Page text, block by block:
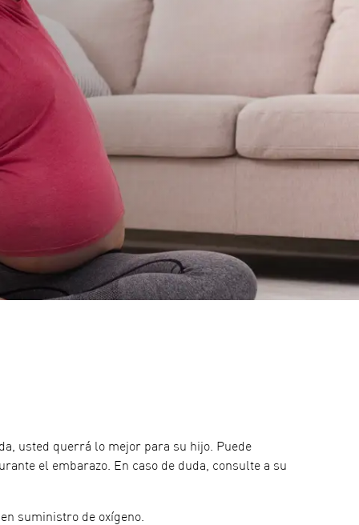
usted querrá lo mejor para su hijo. Puede
el embarazo. En caso de duda, consulte a su
suministro de oxígeno.